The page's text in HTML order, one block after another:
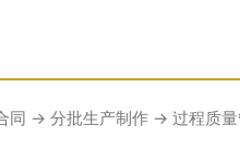
同 → 分批生产制作 → 过程质